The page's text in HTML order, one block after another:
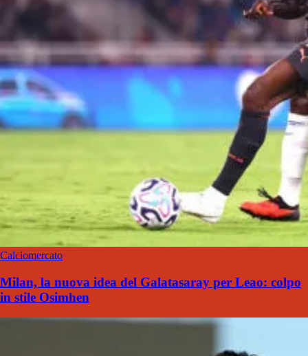
Calciomercato
Milan, la nuova idea del Galatasaray per Leao: colpo
in stile Osimhen